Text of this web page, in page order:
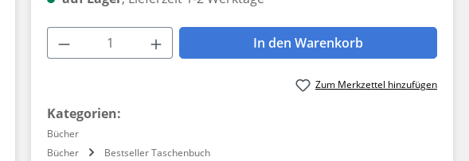
Produkt Anzahl: Gib den gewünschten Wert
In den Warenkorb
Zum Merkzettel hinzufügen
Kategorien:
Bücher
Bücher
Bestseller Taschenbuch